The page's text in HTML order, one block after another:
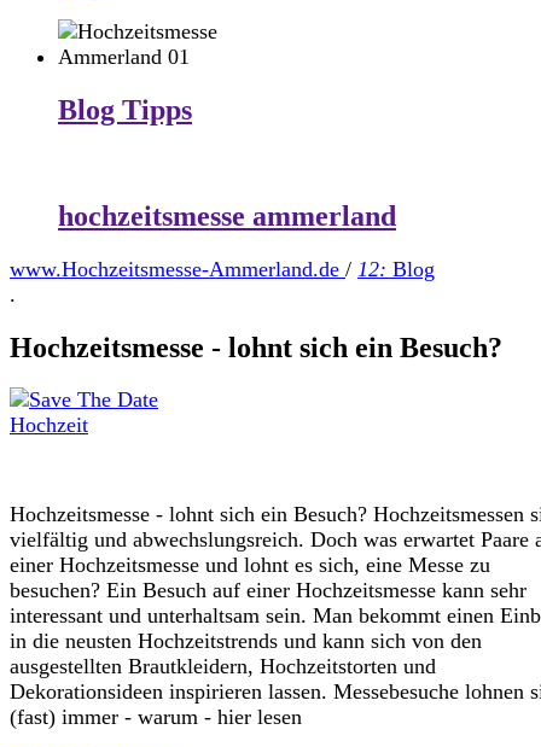
Blog Tipps
hochzeitsmesse ammerland
www.Hochzeitsmesse-Ammerland.de / 12: Blog
.
Hochzeitsmesse - lohnt sich ein Besuch?
Hochzeitsmesse - lohnt sich ein Besuch? Hochzeitsmessen
vielfältig und abwechslungsreich. Doch was erwartet Paare
einer Hochzeitsmesse und lohnt es sich, eine Messe zu
besuchen? Ein Besuch auf einer Hochzeitsmesse kann sehr
interessant und unterhaltsam sein. Man bekommt einen
in die neusten Hochzeitstrends und kann sich von den
ausgestellten Brautkleidern, Hochzeitstorten und
Dekorationsideen inspirieren lassen. Messebesuche lohnen
(fast) immer - warum - hier lesen